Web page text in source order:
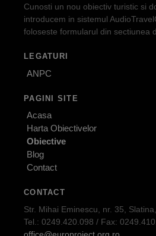
Cunosti un nou obiectiv turistic si
introducem in sistemul
foloseste formularul din sectiunea
LEGATURI
ANPC
PAGINI SITE
Acasa
Harta Obiectivelor
Obiective
Blog
Contact
CONTACT
Str. Mihai Eminescu, nr. 35,
Tel.: 0249.420.098 / Fax: